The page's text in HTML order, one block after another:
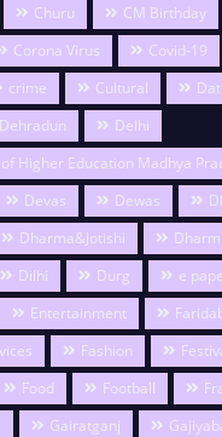
Churu CM Birthday
Corona Virus Covid-19
crime Cultural
Dehradun
Delhi
Higher Education Madhya
Devas Dewas
Dharma&Jotishi
Dilhi Durg e
Entertainment
Fashion
Food Football
Gairatganj